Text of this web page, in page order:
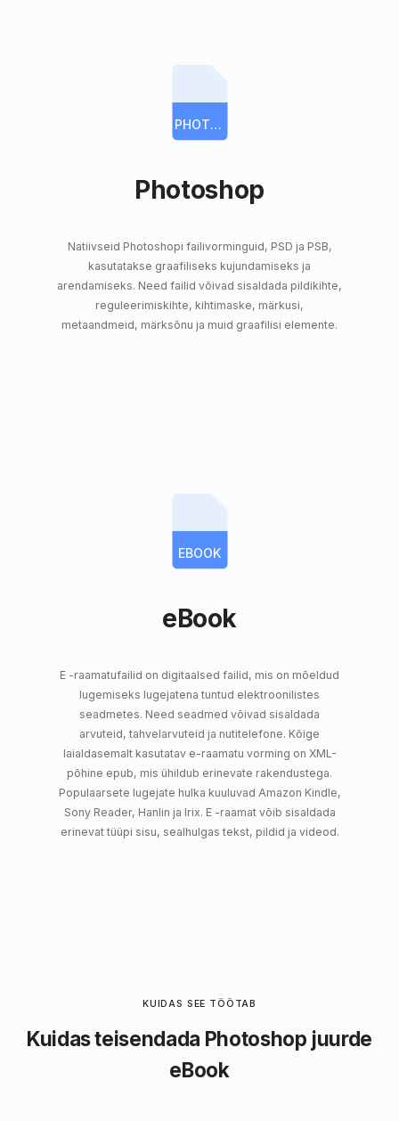
PHOTOSHOP
Photoshop
Natiivseid Photoshopi failivorminguid, PSD ja PSB,
kasutatakse graafiliseks kujundamiseks ja
arendamiseks. Need failid võivad sisaldada pildikihte,
reguleerimiskihte, kihtimaske, märkusi,
metaandmeid, märksõnu ja muid graafilisi elemente.
EBOOK
eBook
E -raamatufailid on digitaalsed failid, mis on mõeldud
lugemiseks lugejatena tuntud elektroonilistes
seadmetes. Need seadmed võivad sisaldada
arvuteid, tahvelarvuteid ja nutitelefone. Kõige
laialdasemalt kasutatav e-raamatu vorming on XML-
põhine epub, mis ühildub erinevate rakendustega.
Populaarsete lugejate hulka kuuluvad Amazon Kindle,
Sony Reader, Hanlin ja Irix. E -raamat võib sisaldada
erinevat tüüpi sisu, sealhulgas tekst, pildid ja videod.
KUIDAS SEE TÖÖTAB
Kuidas teisendada Photoshop juurde
eBook